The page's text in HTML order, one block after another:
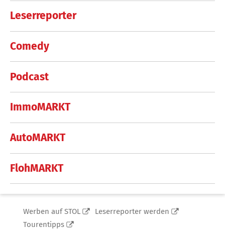
Leserreporter
Comedy
Podcast
ImmoMARKT
AutoMARKT
FlohMARKT
Werben auf STOL
Leserreporter werden
Tourentipps